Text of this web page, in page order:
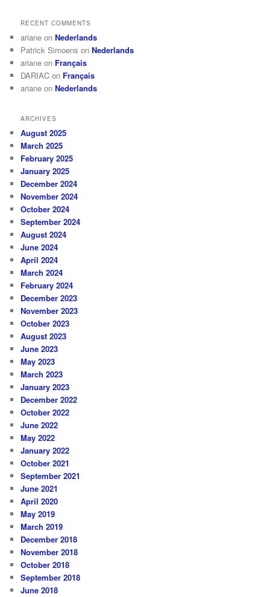
RECENT COMMENTS
ariane onNederlands
Patrick Simoens onNederlands
ariane on Français
DARIAC on Français
ariane onNederlands
ARCHIVES
August 2025
March 2025
February 2025
January 2025
December 2024
November 2024
October 2024
September 2024
August 2024
June 2024
April 2024
March 2024
February 2024
December 2023
November 2023
October 2023
August 2023
June 2023
May 2023
March 2023
January 2023
December 2022
October 2022
June 2022
May 2022
January 2022
October 2021
September 2021
June 2021
April 2020
May 2019
March 2019
December 2018
November 2018
October 2018
September 2018
June 2018